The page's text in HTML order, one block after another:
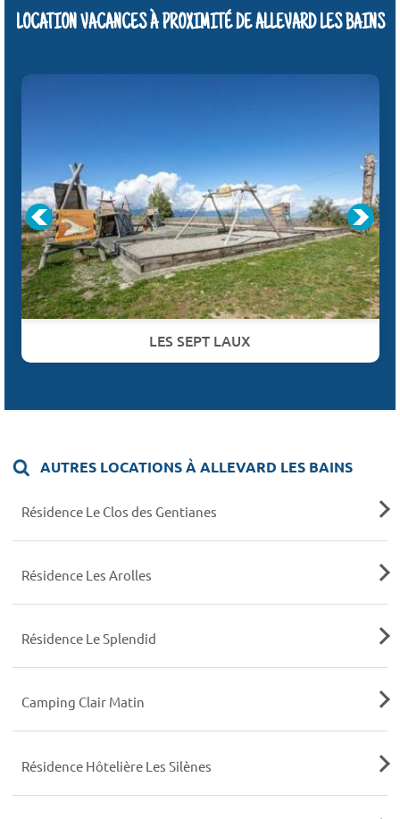
LOCATION VACANCES À PROXIMITÉ DE ALLEVARD LES BAINS
LES SEPT LAUX
AUTRES LOCATIONS À ALLEVARD LES BAINS
Résidence Le Clos des Gentianes
Résidence Les Arolles
Résidence Le Splendid
Camping Clair Matin
Résidence Hôtelière Les Silènes